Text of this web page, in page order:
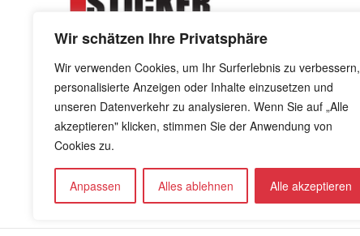
Wir schätzen Ihre Privatsphäre
Wir verwenden Cookies, um Ihr Surferlebnis zu verbessern,
personalisierte Anzeigen oder Inhalte einzusetzen und
unseren Datenverkehr zu analysieren. Wenn Sie auf „Alle
akzeptieren" klicken, stimmen Sie der Anwendung von
Cookies zu.
Anpassen Alles ablehnen Alle akzeptieren
Kreuzdornweg 8 - 41844 Wegberg
info@stickerkiste.de
OLIVER SITES - CREATED BY OLIVER